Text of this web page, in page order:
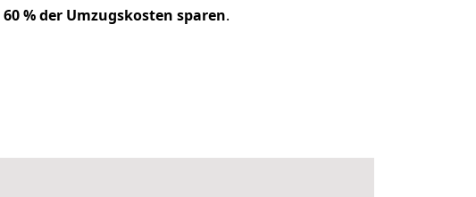
60 % der Umzugskosten sparen.